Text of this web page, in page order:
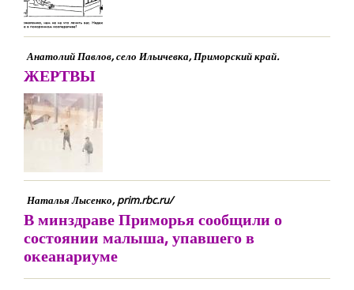
Анатолий Павлов, село Ильичевка, Приморский край.
ЖЕРТВЫ
Наталья Лысенко, prim.rbc.ru/
В минздраве Приморья сообщили о
состоянии малыша, упавшего в
океанариуме